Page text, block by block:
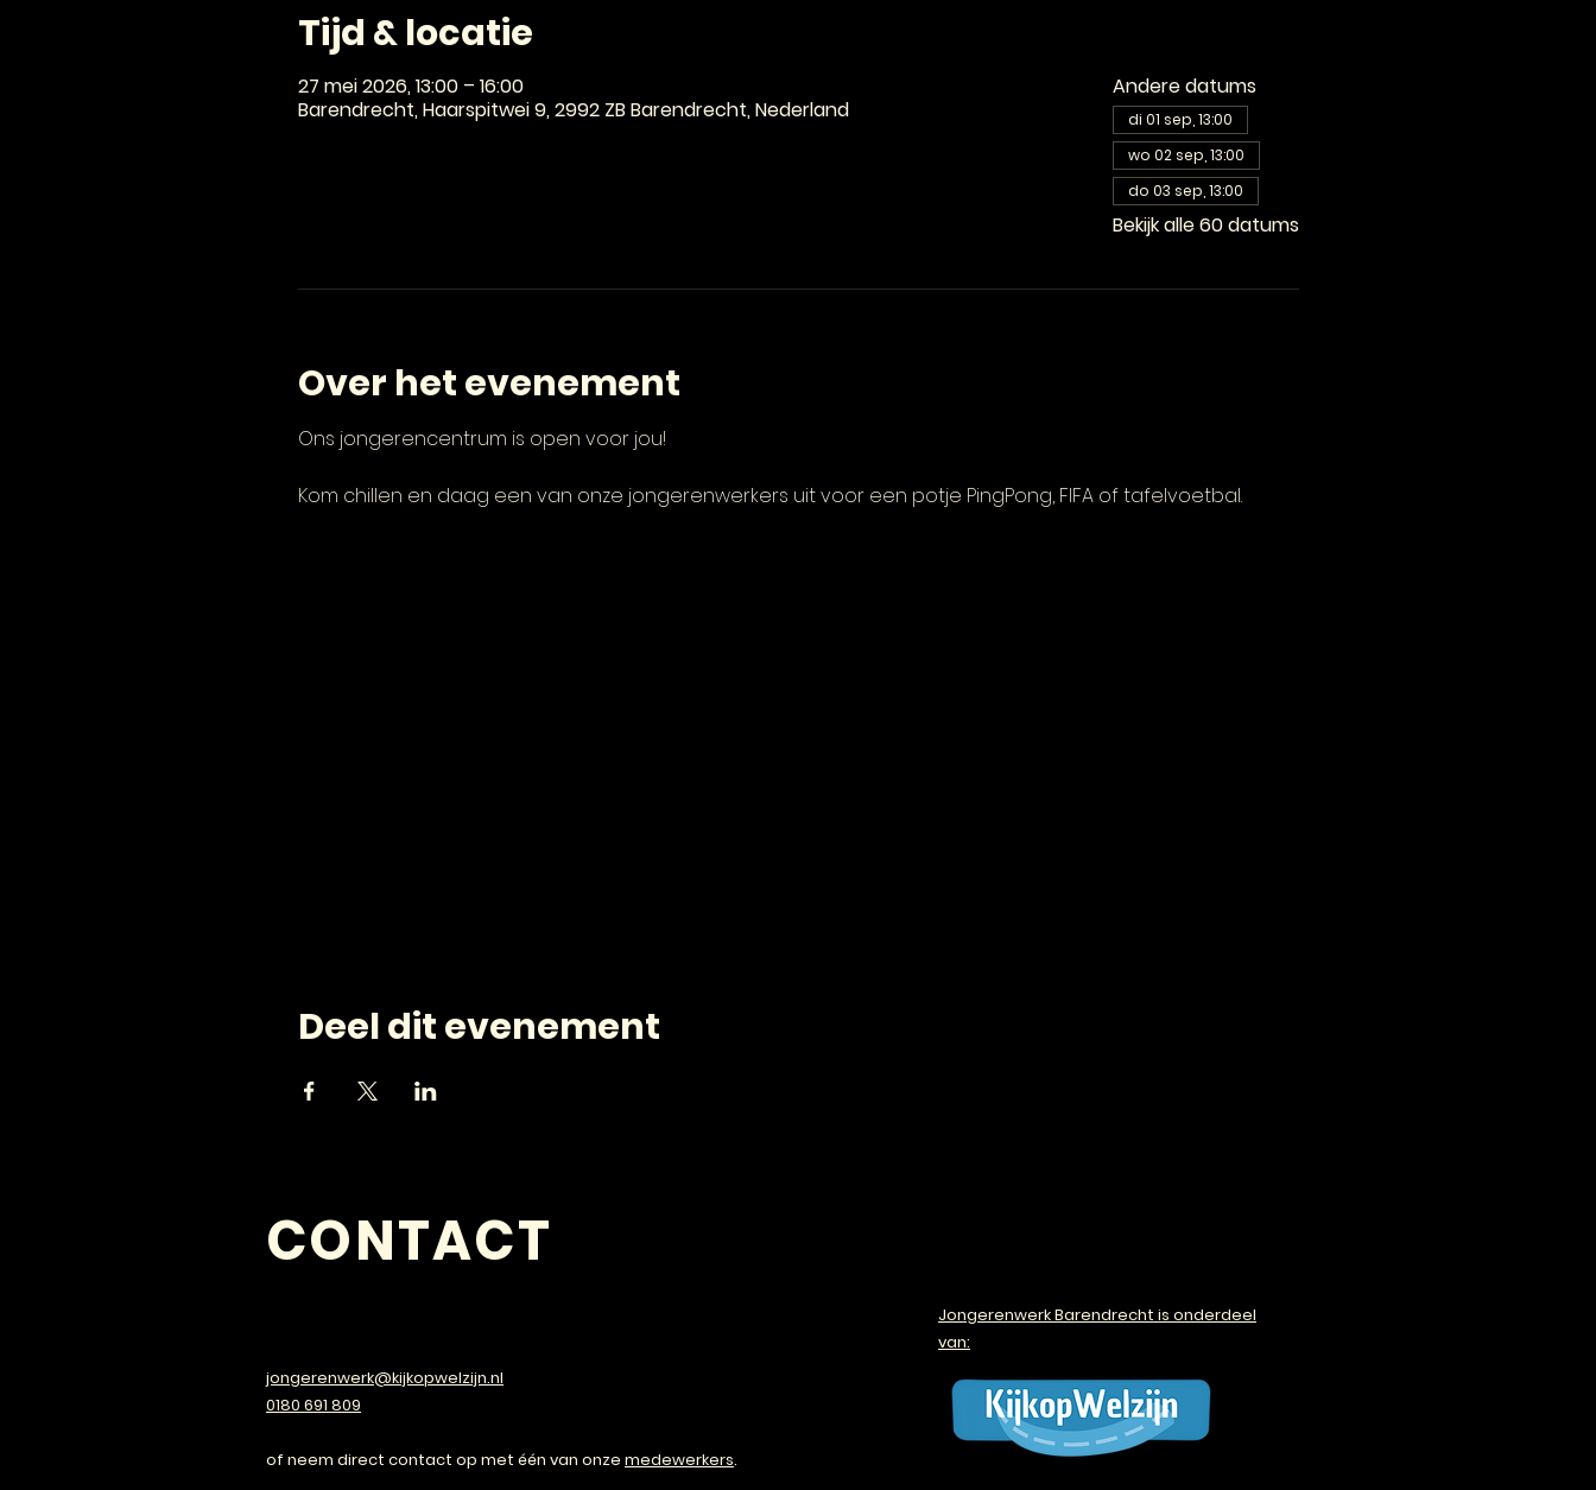
Tijd & locatie
27 mei 2026, 13:00 – 16:00
Barendrecht, Haarspitwei 9, 2992 ZB Barendrecht, Nederland
Andere datums
di 01 sep, 13:00
wo 02 sep, 13:00
do 03 sep, 13:00
Bekijk alle 60 datums
Over het evenement
Ons jongerencentrum is open voor jou!
Kom chillen en daag een van onze jongerenwerkers uit voor een potje PingPong, FIFA of tafelvoetbal.
Deel dit evenement
jongerenwerk@kijkopwelzijn.nl
0180 691 809
of neem direct contact op met één van onze medewerkers.
Jongerenwerk Barendrecht is onderdeel
van:
CONTACT